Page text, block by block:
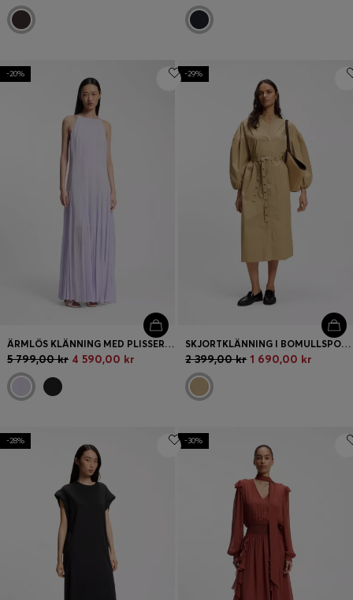
-20%
ÄRMLÖS KLÄNNING MED PLISSERING I KJOLEN
5 799,00 kr 4 590,00 kr
-29%
SKJORTKLÄNNING I BOMULLSPOPLIN MED SKÄRP MED ÖLJETTER
2 399,00 kr 1 690,00 kr
-28% -30%